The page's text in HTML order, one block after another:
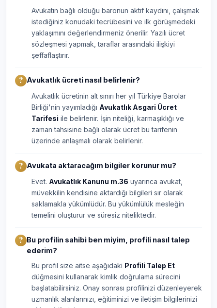
Avukatın bağlı olduğu baronun aktif kaydını, çalışmak
istediğiniz konudaki tecrübesini ve ilk görüşmedeki
yaklaşımını değerlendirmeniz önerilir. Yazılı ücret
sözleşmesi yapmak, taraflar arasındaki ilişkiyi
şeffaflaştırır.
Avukatlık ücreti nasıl belirlenir?
Avukatlık ücretinin alt sınırı her yıl Türkiye Barolar
Birliği'nin yayımladığı Avukatlık Asgari Ücret
Tarifesi ile belirlenir. İşin niteliği, karmaşıklığı ve
zaman tahsisine bağlı olarak ücret bu tarifenin
üzerinde anlaşmalı olarak belirlenir.
Avukata aktaracağım bilgiler korunur mu?
Evet. Avukatlık Kanunu m.36 uyarınca avukat,
müvekkilin kendisine aktardığı bilgileri sır olarak
saklamakla yükümlüdür. Bu yükümlülük mesleğin
temelini oluşturur ve süresiz niteliktedir.
Bu profilin sahibi ben miyim, profili nasıl talep
ederim?
Bu profil size aitse aşağıdaki Profili Talep Et
düğmesini kullanarak kimlik doğrulama sürecini
başlatabilirsiniz. Onay sonrası profilinizi düzenleyerek
uzmanlık alanlarınızı, eğitiminizi ve iletişim bilgilerinizi